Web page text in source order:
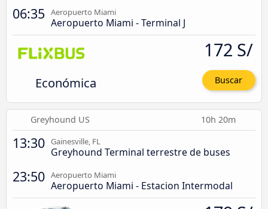
06:35 Aeropuerto Miami
Aeropuerto Miami - Terminal J
Económica
172 S/
Buscar
Greyhound US 10h 20m
13:30 Gainesville, FL
Greyhound Terminal terrestre de buses
23:50 Aeropuerto Miami
Aeropuerto Miami - Estacion Intermodal